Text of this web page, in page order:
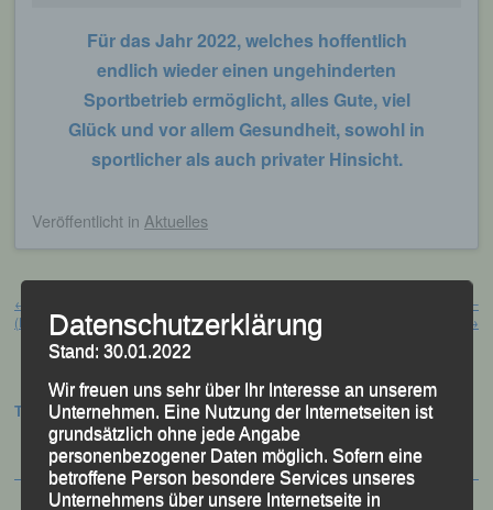
Für das Jahr 2022, welches hoffentlich
endlich wieder einen ungehinderten
Sportbetrieb ermöglicht, alles Gute, viel
Glück und vor allem Gesundheit, sowohl in
sportlicher als auch privater Hinsicht.
Veröffentlicht in Aktuelles
Beitragsnavigation
←
(ESP), 05. Dezember 2021
LISA FUCHS: MAMA LÄUFT –
SCHNELLER ALS JE ZUVOR!
→
Termine:
Datenschutzerklärung
Stand: 30.01.2022
Wir freuen uns sehr über Ihr Interesse an unserem
Unternehmen. Eine Nutzung der Internetseiten ist
grundsätzlich ohne jede Angabe
personenbezogener Daten möglich. Sofern eine
betroffene Person besondere Services unseres
Unternehmens über unsere Internetseite in